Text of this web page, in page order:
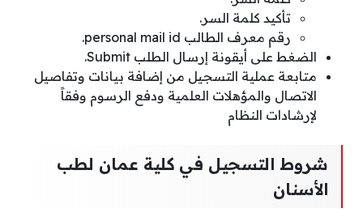
تأكيد كلمة السر.
رقم معرف الطالب personal mail id.
الضغط على أيقونة إرسال الطلب Submit.
متابعة عملية التسجيل من إضافة بيانات وتفاصيل
الاتصال والمؤهلات العلمية ودفع الرسوم وفقاً
لإرشادات النظام
شروط التسجيل في كلية عمان لطب
الأسنان